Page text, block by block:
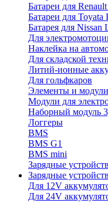
Батареи для
Батареи для Toyata
Батарея для Nissan
Для
Наклейка на
Для складской
Литий-ионные
Для гольфкаров
Элементы и модули
Модули для
Наборный модуль
Логгеры
BMS
BMS G1
BMS mini
Зарядные
Зарядные
Для 12V
Для 24V